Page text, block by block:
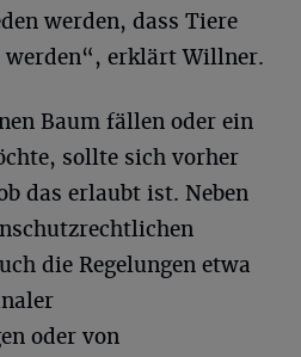
werden, dass Tiere
erklärt Willner.
Baum fällen oder ein
sollte sich vorher
das erlaubt ist. Neben
die Regelungen etwa
oder von